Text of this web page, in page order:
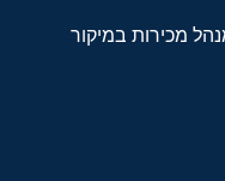
מכירות במיקור